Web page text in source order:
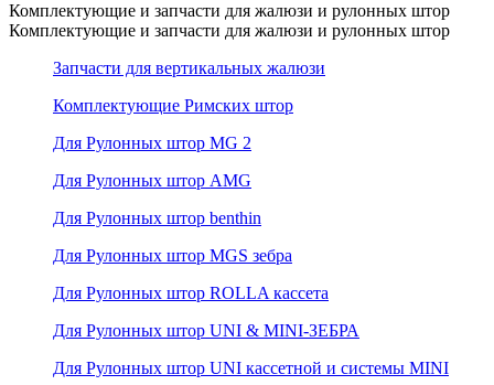
Комплектующие и запчасти для жалюзи и рулонных штор
Комплектующие и запчасти для жалюзи и рулонных штор
Запчасти для вертикальных жалюзи
Комплектующие Римских штор
Для Рулонных штор MG 2
Для Рулонных штор AMG
Для Рулонных штор benthin
Для Рулонных штор MGS зебра
Для Рулонных штор ROLLA кассета
Для Рулонных штор UNI & MINI-ЗЕБРА
Для Рулонных штор UNI кассетной и системы MINI